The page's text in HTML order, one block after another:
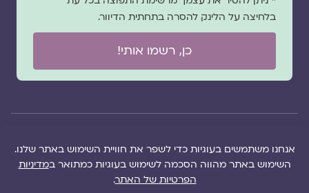
בלחיצה על הלינק להסרה בתחתית הדיוור.
כן, רשמו אותי!
הזכויות של מגזין
של
שגגה
הוקם ב ❤ על ידי –
לימונדה 2.0
| מיתוג:
סטודיו נופר דסקל
מפת אתר|